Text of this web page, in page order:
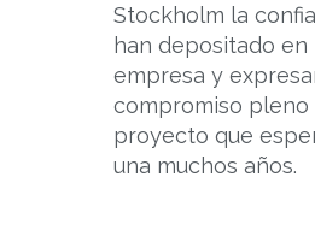
Stockholm la
han depositado en
empresa y
compromiso pleno
proyecto que
una muchos años.